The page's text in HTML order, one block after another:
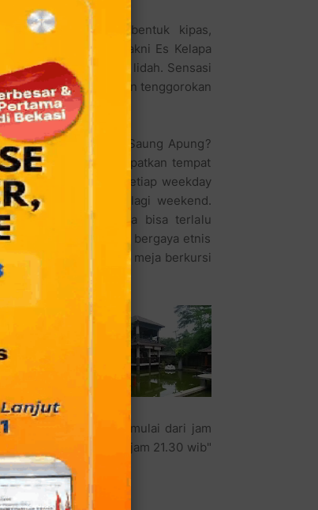
Goreng yang berbentuk kipas,
Saung Apung yakni Es Kelapa
empuk dan lezat di lidah. Sensasi
segar menyejukkan tenggorokan
Anda ke RM Saung Apung?
kesulitan mendapatkan tempat
Karena hampir setiap weekday
pengunjung, apalagi weekend.
berkunjung dan Anda bisa terlalu
makan keluarga yang bergaya etnis
10 meja saung, 2 meja berkursi
2
ke
hari
libur
seminggu penuh mulai dari jam
dari jam 11.00 hingga jam 21.30 wib"